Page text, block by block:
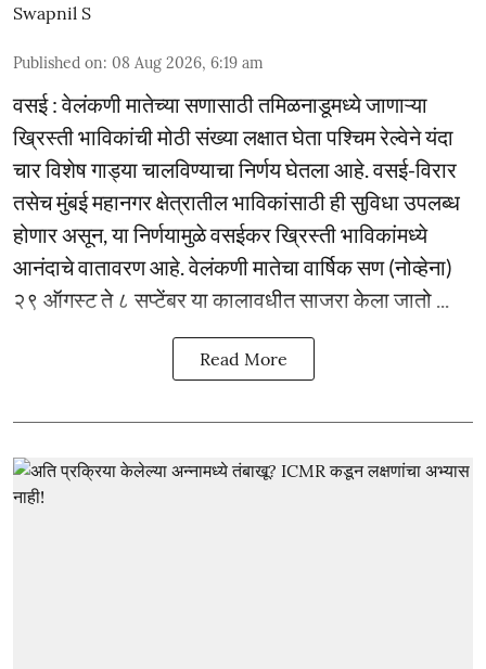
Swapnil S
Published on: 08 Aug 2026, 6:19 am
वसई : वेलंकणी मातेच्या सणासाठी तमिळनाडूमध्ये जाणाऱ्या
ख्रिस्ती भाविकांची मोठी संख्या लक्षात घेता पश्चिम रेल्वेने यंदा
चार विशेष गाड्या चालविण्याचा निर्णय घेतला आहे. वसई-विरार
तसेच मुंबई महानगर क्षेत्रातील भाविकांसाठी ही सुविधा उपलब्ध
होणार असून, या निर्णयामुळे वसईकर ख्रिस्ती भाविकांमध्ये
आनंदाचे वातावरण आहे. वेलंकणी मातेचा वार्षिक सण (नोव्हेना)
२९ ऑगस्ट ते ८ सप्टेंबर या कालावधीत साजरा केला जातो ...
Read More